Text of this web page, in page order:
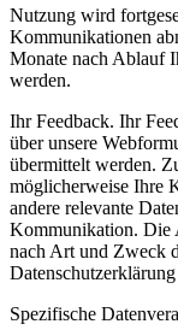
Nutzung wird
Kommunikationen
Monate nach Ablauf
werden.
Ihr Feedback. Ihr
über unsere
übermittelt werden.
möglicherweise Ihre
andere relevante
Kommunikation. Die
nach Art und Zweck
Spezifische